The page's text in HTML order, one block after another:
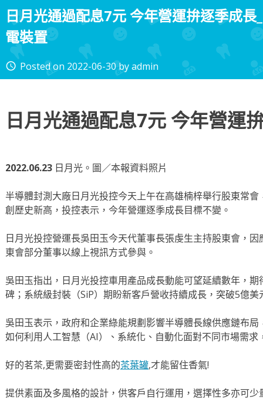
日月光通過配息7元 今年營運拚逐季成
電裝置
access_time Posted on 2022-06-30byadmin
日月光通過配息7元 今年營運
2022.06.23日月光。圖／本報資料照片
半導體封測大廠日月光投控今天上午在高雄楠梓舉行股東常
創歷史新高，投控表示，今年營運逐季成長目標不變。
日月光投控營運長吳田玉今天代董事長張虔生主持股東會，
東會部分董事以線上視訊方式參與。
吳田玉指出，日月光投控車用產品成長動能可望延續數年，
碑；系統級封裝（SiP）期盼新客戶營收持續成長，突破5億美
吳田玉表示，政府和企業綠能規劃影響半導體長線供應鏈布
如何利用人工智慧（AI）、系統化、自動化面對不同市場需求
好的茗茶,更需要密封性高的茶葉罐,才能留住香氣!
提供素面及多風格的設計，供客戶自行運用，選擇性多亦可少